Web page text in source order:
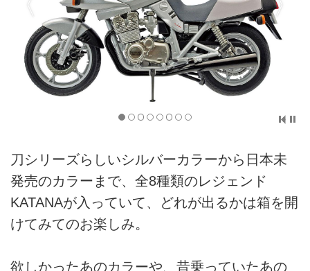
刀シリーズらしいシルバーカラーから日本未
発売のカラーまで、全8種類のレジェンド
KATANAが入っていて、どれが出るかは箱を開
けてみてのお楽しみ。
欲しかったあのカラーや、昔乗っていたあの